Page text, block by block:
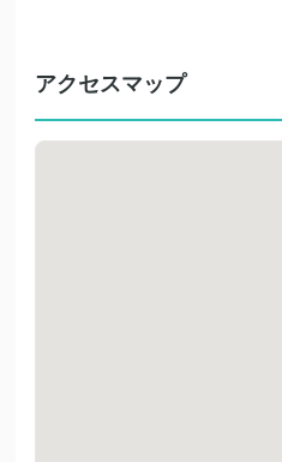
アクセスマップ